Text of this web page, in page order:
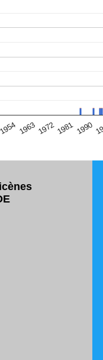
1954 1963 19721981 1990